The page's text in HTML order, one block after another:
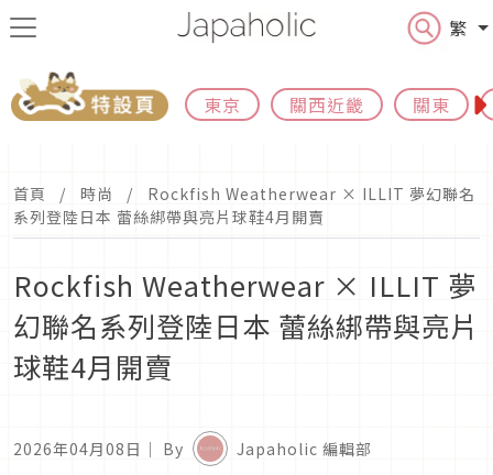
繁
東京 關西近畿 關東
首頁 時尚
Rockfish Weatherwear × ILLIT 夢幻聯名
系列登陸日本 蕾絲綁帶與亮片球鞋4月開賣
Rockfish Weatherwear × ILLIT 夢
幻聯名系列登陸日本 蕾絲綁帶與亮片
球鞋4月開賣
2026年04月08日 ｜ By Japaholic 編輯部